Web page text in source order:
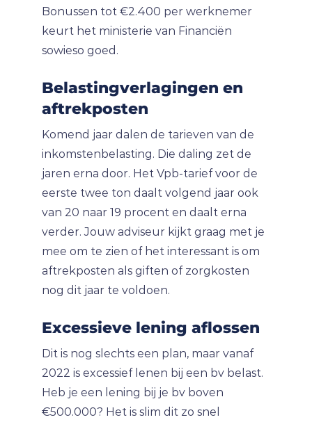
Bonussen tot €2.400 per werknemer
keurt het ministerie van Financiën
sowieso goed.
Belastingverlagingen en
aftrekposten
Komend jaar dalen de tarieven van de
inkomstenbelasting. Die daling zet de
jaren erna door. Het Vpb-tarief voor de
eerste twee ton daalt volgend jaar ook
van 20 naar 19 procent en daalt erna
verder. Jouw adviseur kijkt graag met je
mee om te zien of het interessant is om
aftrekposten als giften of zorgkosten
nog dit jaar te voldoen.
Excessieve lening aflossen
Dit is nog slechts een plan, maar vanaf
2022 is excessief lenen bij een bv belast.
Heb je een lening bij je bv boven
€500.000? Het is slim dit zo snel